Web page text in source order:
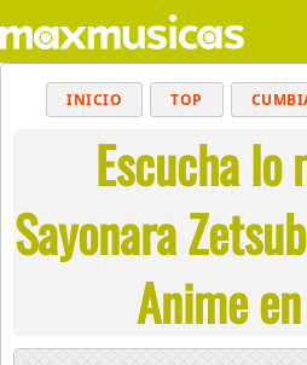
INICIO TOP
POP MUSICA CRISTIANA
BALADAS ALTERNATIVO
CUMBIAS
Escucha lo
Sayonara
Anime